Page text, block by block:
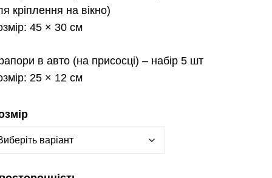
кріплення на вікно)
45 × 30 см
в авто (на присосці) – набір 5 шт
25 × 12 см